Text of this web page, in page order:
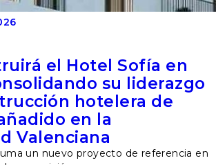
el Hotel Sofía en
su liderazgo
hotelera de
en la
Valenciana
un nuevo proyecto de referencia en